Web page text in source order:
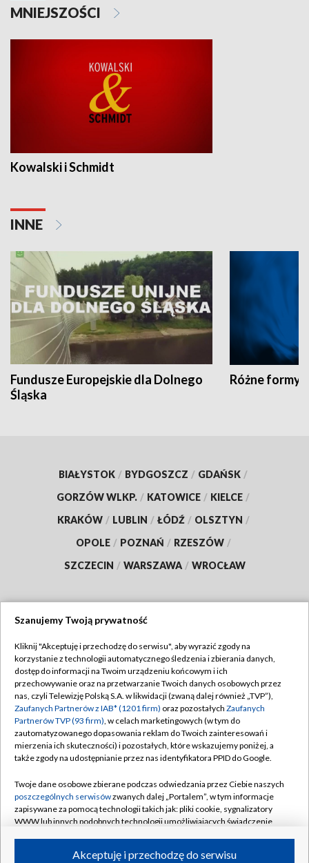
MNIEJSZOŚCI
Kowalski i Schmidt
INNE
Fundusze Europejskie dla Dolnego
Śląska
Różne formy
BIAŁYSTOK / BYDGOSZCZ / GDAŃSK /
GORZÓW WLKP. / KATOWICE / KIELCE /
KRAKÓW / LUBLIN / ŁÓDŹ / OLSZTYN /
OPOLE / POZNAŃ / RZESZÓW /
SZCZECIN / WARSZAWA / WROCŁAW
TVP
Abonament TVP
Emisja w TVP
Centrum informacji TVP
Naziemna Telewizja Cyfrowa
Rada Programowa
System NOS
Informacje o nadawcy
Regulamin TVP
Polityka prywatności
Moje zgody
Pomoc
Kontakt
Kanały
Szanujemy Twoją prywatność
Kliknij "Akceptuję i przechodzę do serwisu", aby wyrazić zgody na
korzystanie z technologii automatycznego śledzenia i zbierania danych,
dostęp do informacji na Twoim urządzeniu końcowym i ich
przechowywanie oraz na przetwarzanie Twoich danych osobowych przez
nas, czyli Telewizję Polską S.A. w likwidacji (zwaną dalej również „TVP”),
Zaufanych Partnerów z IAB* (1201 firm) oraz pozostałych Zaufanych
Partnerów TVP (93 firm), w celach marketingowych (w tym do
zautomatyzowanego dopasowania reklam do Twoich zainteresowań i
mierzenia ich skuteczności) i pozostałych, które wskazujemy poniżej, a
także zgody na udostępnianie przez nas identyfikatora PPID do Google.
Twoje dane osobowe zbierane podczas odwiedzania przez Ciebie naszych
poszczególnych serwisówzwanych dalej „Portalem”, w tym informacje
zapisywane za pomocą technologii takich jak: pliki cookie, sygnalizatory
WWW lub innych podobnych technologii umożliwiających świadczenie
ruchu w Internecie.Akceptuję i przechodzę do serwisu